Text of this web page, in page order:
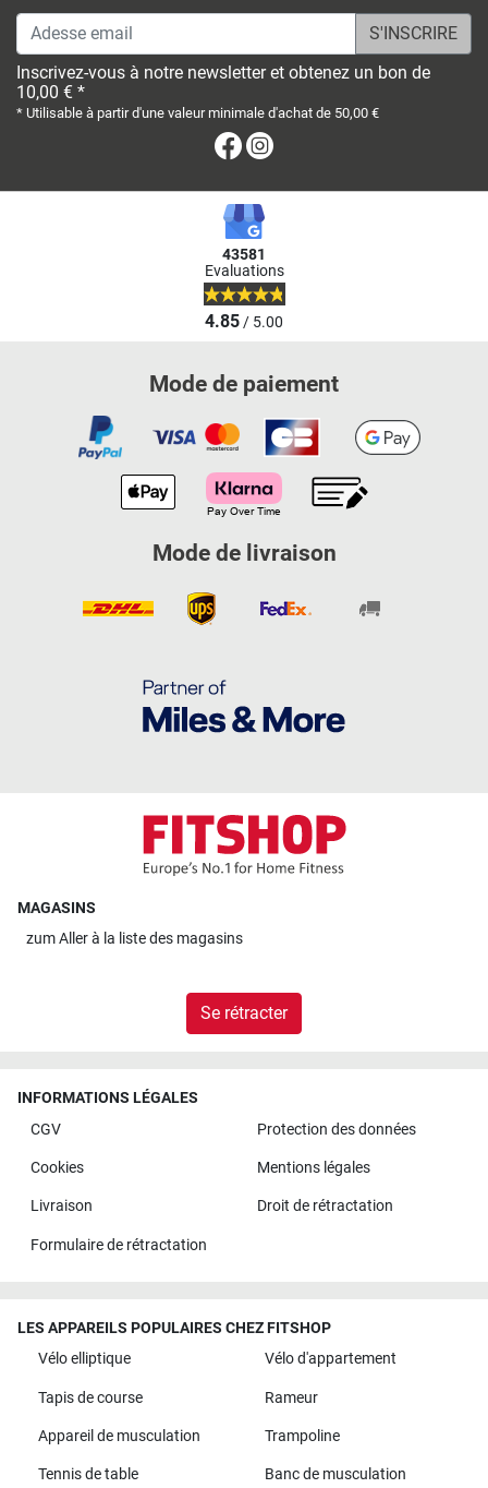
Adesse email
Inscrivez-vous à notre newsletter et obtenez un bon de
10,00 € *
* Utilisable à partir d'une valeur minimale d'achat de 50,00 €
Facebook
43581
Evaluations
4.85/ 5.00
Mode de paiement
Mode de livraison
MAGASINS
zumAller à la liste des magasins
Se rétracter
INFORMATIONS LÉGALES
CGV
Protection des données
Cookies Mentions légales
Livraison Droit de rétractation
Formulaire de rétractation
LES APPAREILS POPULAIRES CHEZ FITSHOP
Vélo elliptique
Vélo d'appartement
Tapis de course Rameur
Appareil de musculation Trampoline
Tennis de table Banc de musculation